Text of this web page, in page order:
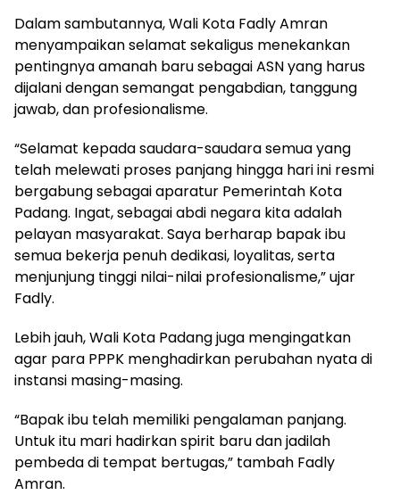
Dalam sambutannya, Wali Kota Fadly Amran
menyampaikan selamat sekaligus menekankan
pentingnya amanah baru sebagai ASN yang harus
dijalani dengan semangat pengabdian, tanggung
jawab, dan profesionalisme.
“Selamat kepada saudara-saudara semua yang
telah melewati proses panjang hingga hari ini resmi
bergabung sebagai aparatur Pemerintah Kota
Padang. Ingat, sebagai abdi negara kita adalah
pelayan masyarakat. Saya berharap bapak ibu
semua bekerja penuh dedikasi, loyalitas, serta
menjunjung tinggi nilai-nilai profesionalisme,” ujar
Fadly.
Lebih jauh, Wali Kota Padang juga mengingatkan
agar para PPPK menghadirkan perubahan nyata di
instansi masing-masing.
“Bapak ibu telah memiliki pengalaman panjang.
Untuk itu mari hadirkan spirit baru dan jadilah
pembeda di tempat bertugas,” tambah Fadly
Amran.